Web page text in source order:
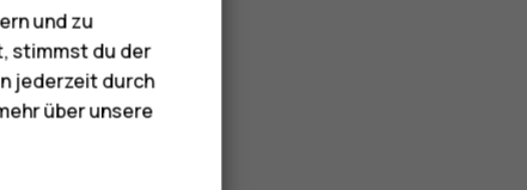
und zu
stimmst du der
jederzeit durch
über unsere